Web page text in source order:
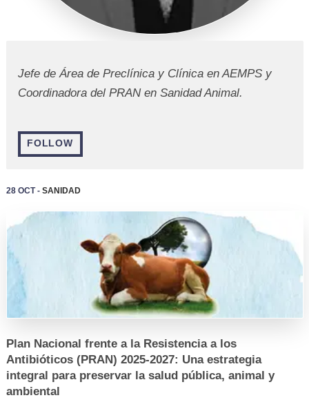
Jefe de Área de Preclínica y Clínica en AEMPS y
Coordinadora del PRAN en Sanidad Animal.
FOLLOW
28 Oct -Sanidad
Plan Nacional frente a la Resistencia a los
Antibióticos (PRAN) 2025-2027: Una estrategia
integral para preservar la salud pública, animal y
ambiental